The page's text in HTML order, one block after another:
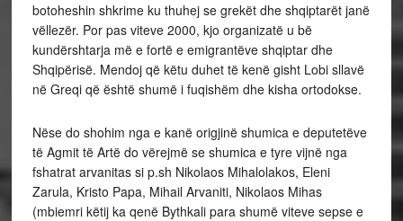
botoheshin shkrime ku thuhej se grekët dhe shqiptarët janë
vëllezër. Por pas viteve 2000, kjo organizatë u bë
kundërshtarja më e fortë e emigrantëve shqiptar dhe
Shqipërisë. Mendoj që këtu duhet të kenë gisht Lobi sllavë
në Greqi që është shumë i fuqishëm dhe kisha ortodokse.
Nëse do shohim nga e kanë origjinë shumica e deputetëve
të Agmit të Artë do vërejmë se shumica e tyre vijnë nga
fshatrat arvanitas si p.sh Nikolaos Mihalolakos, Eleni
Zarula, Kristo Papa, Mihail Arvaniti, Nikolaos Mihas
(mbiemri këtij ka qenë Bythkali para shumë viteve sepse e